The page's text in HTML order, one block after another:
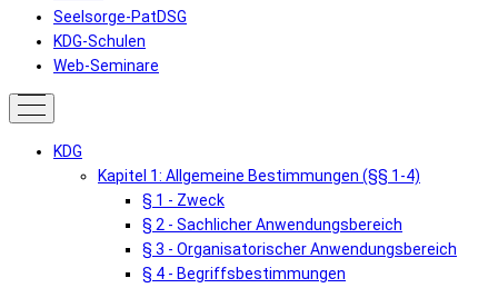
Seelsorge-PatDSG
KDG-Schulen
Web-Seminare
KDG
Kapitel 1: Allgemeine Bestimmungen (§§ 1-4)
§ 1 - Zweck
§ 2 - Sachlicher Anwendungsbereich
§ 3 - Organisatorischer Anwendungsbereich
§ 4 - Begriffsbestimmungen